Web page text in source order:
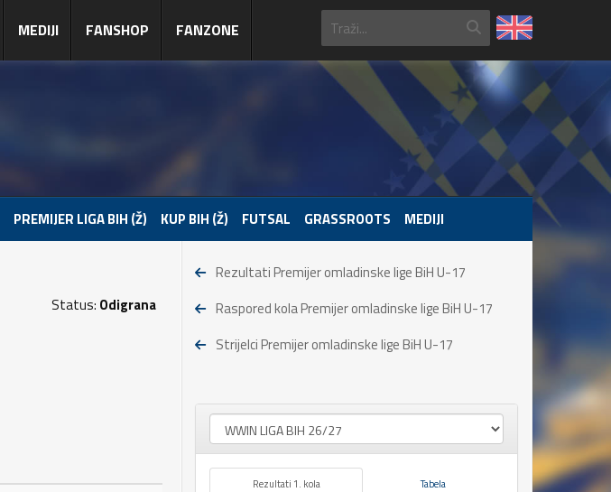
MEDIJI FANSHOP FANZONE
PREMIJER LIGA BIH (Ž) KUP BIH (Ž) FUTSAL GRASSROOTS MEDIJI
Status: Odigrana
Rezultati Premijer omladinske lige BiH U-17
Raspored kola Premijer omladinske lige BiH U-17
Strijelci Premijer omladinske lige BiH U-17
Rezultati 1. kola Tabela